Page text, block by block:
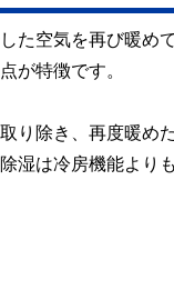
た空気を再び暖め
が特徴です。
り除き、再度暖
湿は冷房機能より